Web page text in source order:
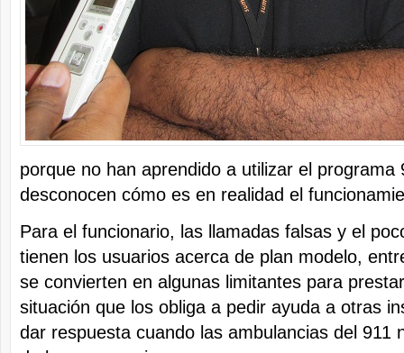
porque no han aprendido a utilizar el programa
desconocen cómo es en realidad el
Para el funcionario, las llamadas falsas y el
tienen los usuarios acerca de plan modelo,
se convierten en algunas limitantes para
situación que los obliga a pedir ayuda a otras
dar respuesta cuando las ambulancias del 911